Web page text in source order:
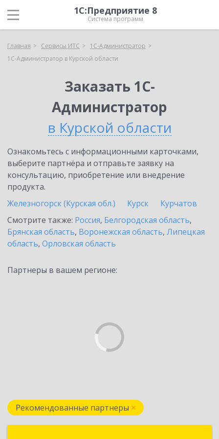
1С:Предприятие 8
Система программ
Главная Сервисы ИТС
1С-Администратор
1С-Администратор в Курской области
Заказать 1С-
Администратор
в Курской области
Ознакомьтесь с информационными карточками,
выберите партнёра и отправьте заявку на
консультацию, приобретение или внедрение
продукта.
Железногорск (Курская обл.)
Курск
Курчатов
Смотрите также: Россия, Белгородская область,
Брянская область, Воронежская область, Липецкая
область, Орловская область
Партнеры в вашем регионе:
Рекомендованные партнеры